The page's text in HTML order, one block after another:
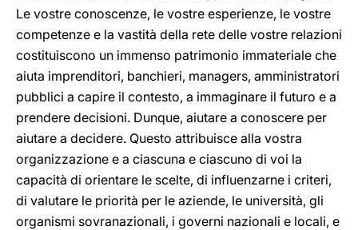
Le vostre conoscenze, le vostre esperienze, le vostre
competenze e la vastità della rete delle vostre relazioni
costituiscono un immenso patrimonio immateriale che
aiuta imprenditori, banchieri, managers, amministratori
pubblici a capire il contesto, a immaginare il futuro e a
prendere decisioni. Dunque, aiutare a conoscere per
aiutare a decidere. Questo attribuisce alla vostra
organizzazione e a ciascuna e ciascuno di voi la
capacità di orientare le scelte, di influenzarne i criteri,
di valutare le priorità per le aziende, le università, gli
organismi sovranazionali, i governi nazionali e locali, e